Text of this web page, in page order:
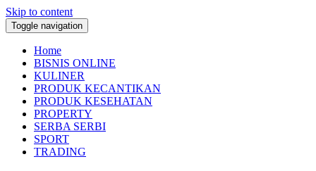
Skip to content
Toggle navigation
Home
BISNIS ONLINE
KULINER
PRODUK KECANTIKAN
PRODUK KESEHATAN
PROPERTY
SERBA SERBI
SPORT
TRADING